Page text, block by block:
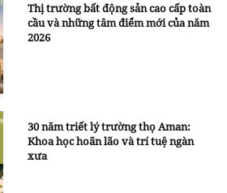
Thị trường bất động sản cao cấp toàn
cầu và những tâm điểm mới của năm
2026
30 năm triết lý trường thọ Aman:
Khoa học hoãn lão và trí tuệ ngàn
xưa